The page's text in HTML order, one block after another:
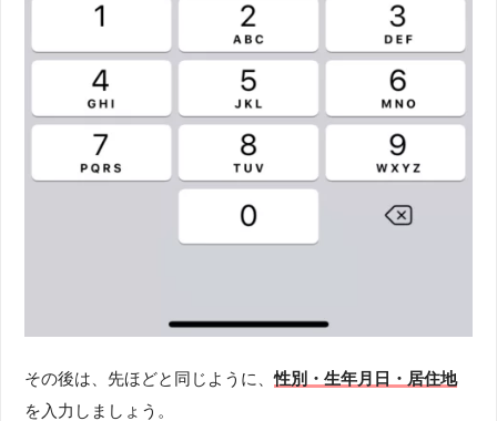
その後は、先ほどと同じように、性別・生年月日・居住地
を入力しましょう。